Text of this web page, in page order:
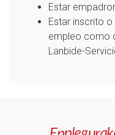
Estar
Estar inscrito
empleo como
Lanbide-